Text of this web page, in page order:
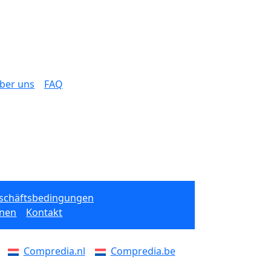
uns FAQ
Kontakt
Compredia.nl
Compredia.be